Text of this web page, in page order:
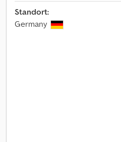
Standort:
Germany